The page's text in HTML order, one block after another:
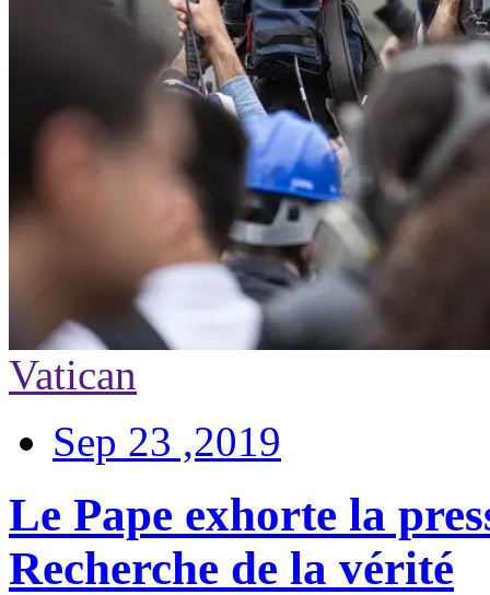
Vatican
Sep 23 ,2019
Le Pape exhorte la
Recherche de la vérité